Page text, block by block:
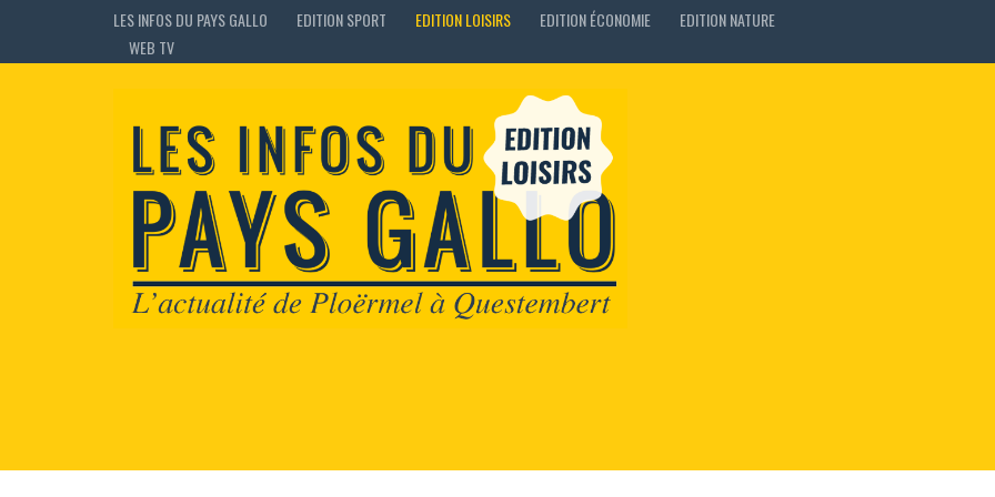
LES INFOS DU PAYS GALLO EDITION SPORT EDITION LOISIRS EDITION ÉCONOMIE
EDITION NATURE
WEB TV